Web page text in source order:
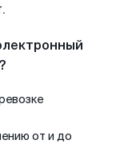
от и до